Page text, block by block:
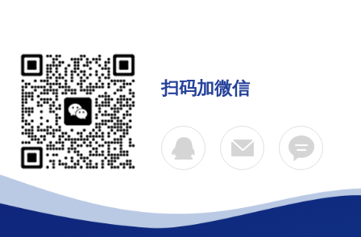
扫码加微信